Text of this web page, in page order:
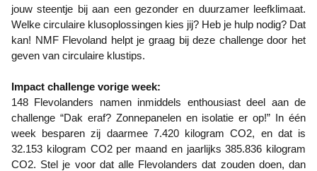
jouw steentje bij aan een gezonder en duurzamer leefklimaat.
Welke circulaire klusoplossingen kies jij? Heb je hulp nodig? Dat
kan! NMF Flevoland helpt je graag bij deze challenge door het
geven van circulaire klustips.
Impact challenge vorige week:
148 Flevolanders namen inmiddels enthousiast deel aan de
challenge “Dak eraf? Zonnepanelen en isolatie er op!” In één
week besparen zij daarmee 7.420 kilogram CO2, en dat is
32.153 kilogram CO2 per maand en jaarlijks 385.836 kilogram
CO2. Stel je voor dat alle Flevolanders dat zouden doen, dan